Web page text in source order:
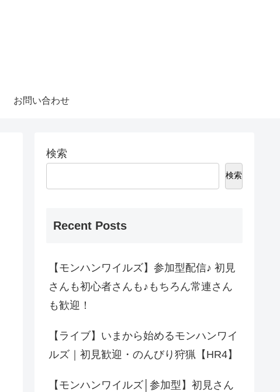
お問い合わせ
検索
検索
Recent Posts
【モンハンワイルズ】参加型配信♪ 初見
さんも初心者さんも♪もちろん常連さん
も歓迎！
【ライブ】いまから始めるモンハンワイ
ルズ｜初見歓迎・のんびり狩猟【HR4】
【モンハンワイルズ│参加型】初見さん